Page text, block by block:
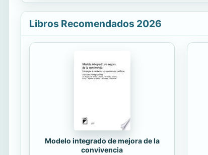
Libros Recomendados 2026
Modelo integrado de mejora de la
convivencia